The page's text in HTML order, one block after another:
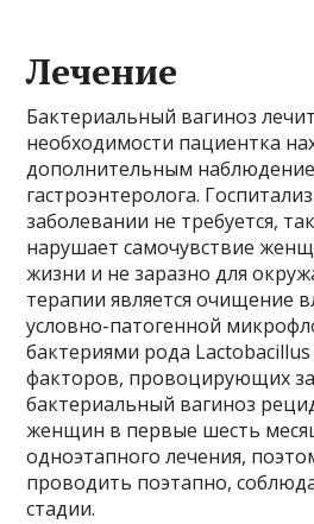
Лечение
Бактериальный вагиноз
необходимости пациентка
дополнительным
гастроэнтеролога.
заболевании не требуется,
нарушает самочувствие
жизни и не заразно для
терапии является очищение
условно-патогенной
бактериями рода Lactobacillus
факторов, провоцирующих
бактериальный вагиноз
женщин в первые шесть
одноэтапного лечения,
проводить поэтапно,
стадии.